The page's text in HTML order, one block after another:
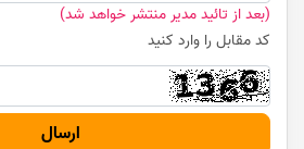
(بعد از تائید مدیر منتشر خواهد شد)
کد مقابل را وارد کنید
ارسال